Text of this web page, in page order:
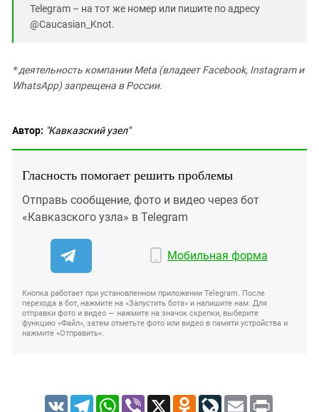
Telegram – на тот же номер или пишите по адресу
@Caucasian_Knot.
* деятельность компании Meta (владеет Facebook, Instagram и
WhatsApp) запрещена в России.
Автор: "Кавказский узел"
Гласность помогает решить проблемы
Отправь сообщение, фото и видео через бот
«Кавказского узла» в Telegram
Мобильная форма
Кнопка работает при установленном приложении Telegram. После
перехода в бот, нажмите на «Запустить бота» и напишите нам. Для
отправки фото и видео — нажмите на значок скрепки, выберите
функцию «Файл», затем отметьте фото или видео в памяти устройства и
нажмите «Отправить».
VK TelegramWhatsApp
Viber X Odnoklassniki
LiveJournal
Email Print